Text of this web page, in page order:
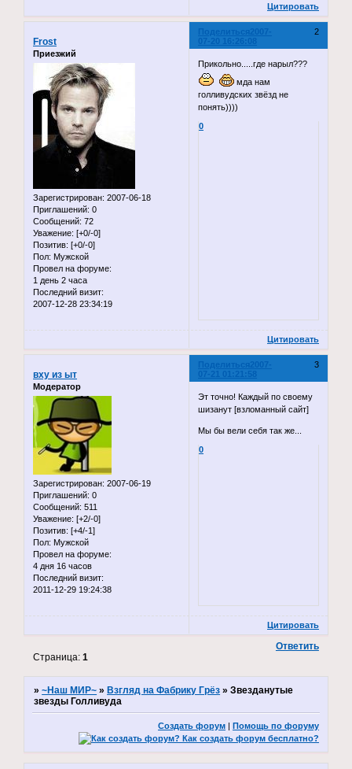
Цитировать
Поделиться 2
2007-
07-20 16:26:08
Frost
Приезжий
Зарегистрирован: 2007-06-18
Приглашений: 0
Сообщений: 72
Уважение: [+0/-0]
Позитив: [+0/-0]
Пол: Мужской
Провел на форуме:
1 день 2 часа
Последний визит:
2007-12-28 23:34:19
Прикольно.....где нарыл???
мда нам
голливудских звёзд не
понять))))
0
Цитировать
Поделиться 3
2007-
07-21 01:21:58
вху из ыт
Модератор
Зарегистрирован: 2007-06-19
Приглашений: 0
Сообщений: 511
Уважение: [+2/-0]
Позитив: [+4/-1]
Пол: Мужской
Провел на форуме:
4 дня 16 часов
Последний визит:
2011-12-29 19:24:38
Эт точно! Каждый по своему
шизанут [взломанный сайт]
Мы бы вели себя так же...
0
Цитировать
Ответить
Страница:1
»~Наш МИР~ »Взгляд на Фабрику Грёз »Звезданутые
звезды Голливуда
Создать форум | Помощь по форуму